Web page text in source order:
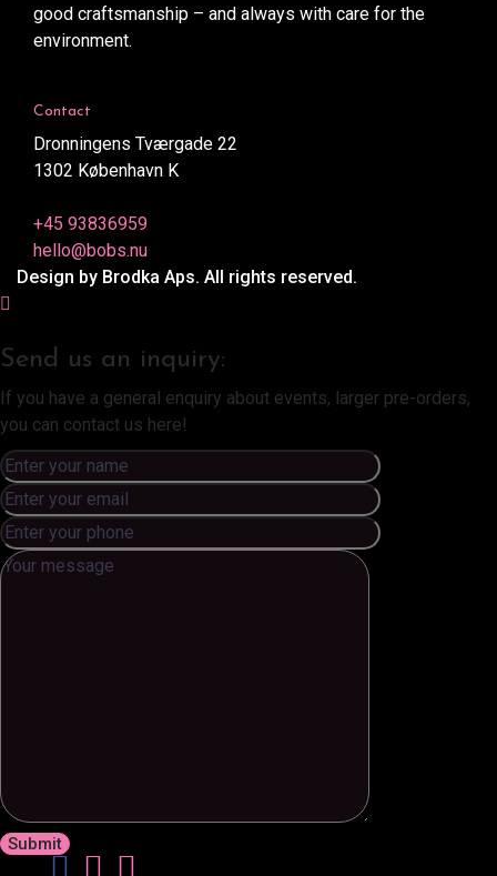
good craftsmanship – and always with care for the
environment.
Contact
Dronningens Tværgade 22
1302 København K
+45 93836959
hello@bobs.nu
Design by Brodka Aps. All rights reserved.
Send us an inquiry:
If you have a general enquiry about events, larger pre-orders,
you can contact us here!